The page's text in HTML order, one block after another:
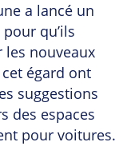
a lancé un
qu’ils
nouveaux
égard ont
suggestions
des espaces
pour voitures.